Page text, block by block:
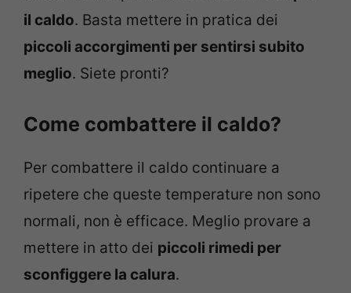
il caldo. Basta mettere in pratica dei
piccoli accorgimenti per sentirsi subito
meglio. Siete pronti?
Come combattere il caldo?
Per combattere il caldo continuare a
ripetere che queste temperature non sono
normali, non è efficace. Meglio provare a
mettere in atto dei piccoli rimedi per
sconfiggere la calura.